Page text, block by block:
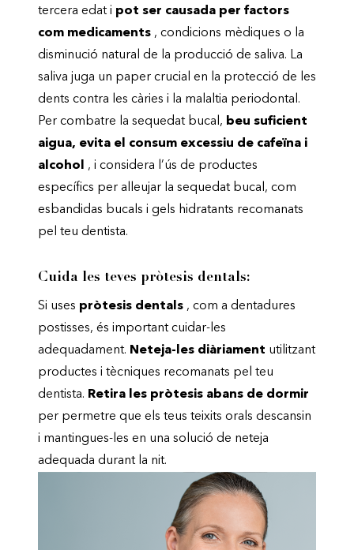
tercera edat i pot ser causada per factors
com medicaments , condicions mèdiques o la
disminució natural de la producció de saliva. La
saliva juga un paper crucial en la protecció de les
dents contra les càries i la malaltia periodontal.
Per combatre la sequedat bucal, beu suficient
aigua, evita el consum excessiu de cafeïna i
alcohol , i considera l’ús de productes
específics per alleujar la sequedat bucal, com
esbandidas bucals i gels hidratants recomanats
pel teu dentista.
Cuida les teves pròtesis dentals:
Si uses pròtesis dentals , com a dentadures
postisses, és important cuidar-les
adequadament. Neteja-les diàriament utilitzant
productes i tècniques recomanats pel teu
dentista. Retira les pròtesis abans de dormir
per permetre que els teus teixits orals descansin
i mantingues-les en una solució de neteja
adequada durant la nit.